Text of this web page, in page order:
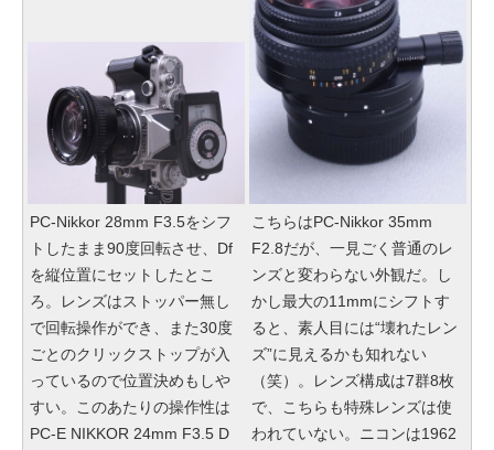
PC-Nikkor 28mm F3.5をシフ
トしたまま90度回転させ、Df
を縦位置にセットしたとこ
ろ。レンズはストッパー無し
で回転操作ができ、また30度
ごとのクリックストップが入
っているので位置決めもしや
すい。このあたりの操作性は
PC-E NIKKOR 24mm F3.5 D
こちらはPC-Nikkor 35mm
F2.8だが、一見ごく普通のレ
ンズと変わらない外観だ。し
かし最大の11mmにシフトす
ると、素人目には“壊れたレン
ズ”に見えるかも知れない
（笑）。レンズ構成は7群8枚
で、こちらも特殊レンズは使
われていない。ニコンは1962